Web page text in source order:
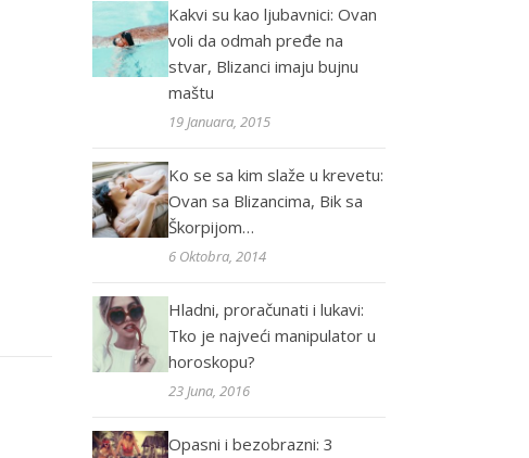
Kakvi su kao ljubavnici: Ovan
voli da odmah pređe na
stvar, Blizanci imaju bujnu
maštu
19 Januara, 2015
Ko se sa kim slaže u krevetu:
Ovan sa Blizancima, Bik sa
Škorpijom…
6 Oktobra, 2014
Hladni, proračunati i lukavi:
Tko je najveći manipulator u
horoskopu?
23 Juna, 2016
Opasni i bezobrazni: 3